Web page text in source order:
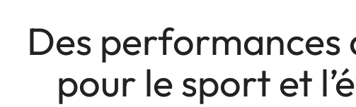
Des
pour le sport et